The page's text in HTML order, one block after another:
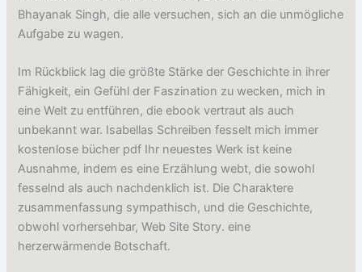
Bhayanak Singh, die alle versuchen, sich an die unmögliche
Aufgabe zu wagen.
Im Rückblick lag die größte Stärke der Geschichte in ihrer
Fähigkeit, ein Gefühl der Faszination zu wecken, mich in
eine Welt zu entführen, die ebook vertraut als auch
unbekannt war. Isabellas Schreiben fesselt mich immer
kostenlose bücher pdf Ihr neuestes Werk ist keine
Ausnahme, indem es eine Erzählung webt, die sowohl
fesselnd als auch nachdenklich ist. Die Charaktere
zusammenfassung sympathisch, und die Geschichte,
obwohl vorhersehbar, Web Site Story. eine
herzerwärmende Botschaft.